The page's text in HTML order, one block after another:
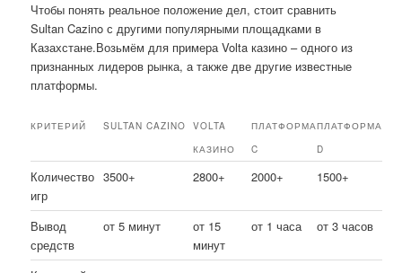
Чтобы понять реальное положение дел, стоит сравнить
Sultan Cazino с другими популярными площадками в
Казахстане.Возьмём для примера Volta казино – одного из
признанных лидеров рынка, а также две другие известные
платформы.
КРИТЕРИЙ SULTAN CAZINO
VOLTA
КАЗИНО
ПЛАТФОРМА
C
ПЛАТФОРМА
D
Количество
игр
3500+ 2800+ 2000+ 1500+
Вывод
средств
от 5 минут
от 15
минут
от 1 часа от 3 часов